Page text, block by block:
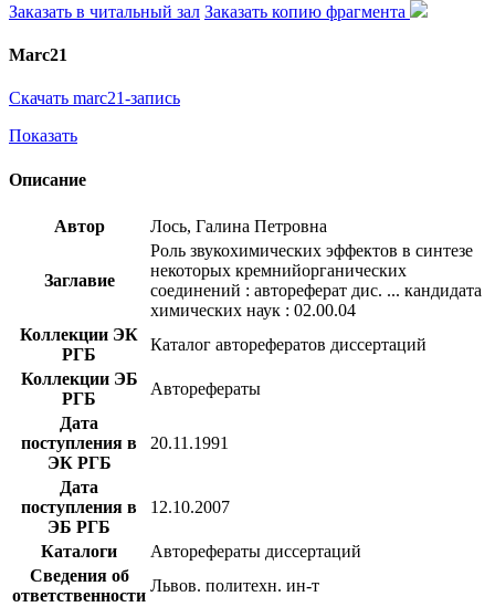
Заказать в читальный зал Заказать копию фрагмента
Marc21
Скачать marc21-запись
Показать
Описание
Автор Лось, Галина Петровна
Заглавие
Роль звукохимических эффектов в синтезе
некоторых кремнийорганических
соединений : автореферат дис. ... кандидата
химических наук : 02.00.04
Коллекции ЭК
РГБ
Каталог авторефератов диссертаций
Коллекции ЭБ
РГБ
Авторефераты
Дата
поступления в
ЭК РГБ
20.11.1991
Дата
поступления в
ЭБ РГБ
12.10.2007
Каталоги
Авторефераты диссертаций
Сведения об
ответственности
Львов. политехн. ин-т